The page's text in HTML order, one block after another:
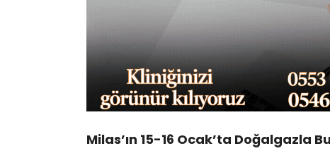
Milas’ın 15-16 Ocak’ta Doğalgazla